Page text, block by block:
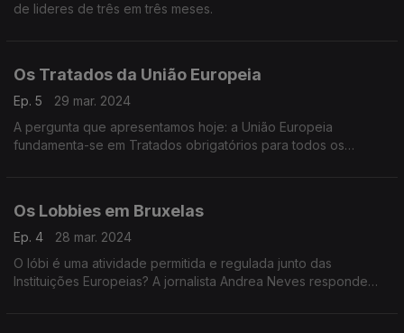
de lideres de três em três meses.
Os Tratados da União Europeia
Ep. 5
29 mar. 2024
A pergunta que apresentamos hoje: a União Europeia
fundamenta-se em Tratados obrigatórios para todos os
Os Lobbies em Bruxelas
Ep. 4
28 mar. 2024
O lóbi é uma atividade permitida e regulada junto das
Instituições Europeias? A jornalista Andrea Neves responde